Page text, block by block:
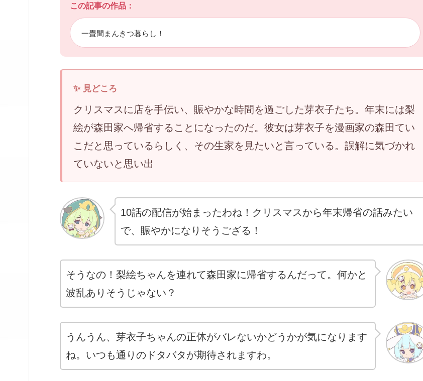
この記事の作品：
一畳間まんきつ暮らし！
クリスマスに店を手伝い、賑やかな時間を過ごした芽衣子たち。年末には梨
絵が森田家へ帰省することになったのだ。彼女は芽衣子を漫画家の森田てい
こだと思っているらしく、その生家を見たいと言っている。誤解に気づかれ
ていないと思い出
10話の配信が始まったわね！クリスマスから年末帰省の話みたい
で、賑やかになりそうござる！
そうなの！梨絵ちゃんを連れて森田家に帰省するんだって。何かと
波乱ありそうじゃない？
うんうん、芽衣子ちゃんの正体がバレないかどうかが気になります
ね。いつも通りのドタバタが期待されますわ。